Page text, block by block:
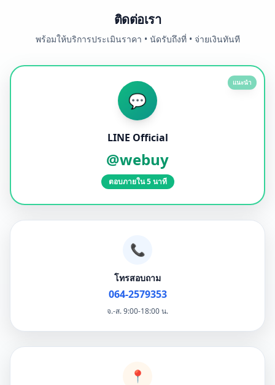
ติดต่อเรา
พร้อมให้บริการประเมินราคา • นัดรับถึงที่ • จ่ายเงินทันที
แนะนำ
💬
LINE Official
@webuy
ตอบภายใน 5 นาที
📞
โทรสอบถาม
064-2579353
จ.-ส. 9:00-18:00 น.
📍